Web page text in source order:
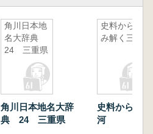
角川日本地
名大辞典
24 三重県
角川日本地名大辞
典 24 三重県
史料から読
み解く三河
史料から読
河